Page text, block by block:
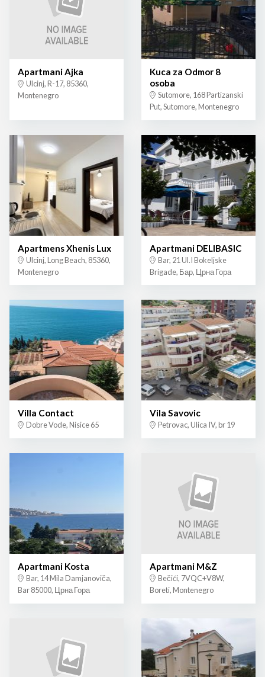
Apartmani Ajka
Ulcinj, R-17, 85360,
Montenegro
Kuca za Odmor 8
osoba
Sutomore, 168 Partizanski
Put, Sutomore, Montenegro
Apartmens Xhenis Lux
Ulcinj, Long Beach, 85360,
Montenegro
Apartmani DELIBASIC
Bar, 21 Ul.I Bokeljske
Brigade, Бар, Црна Гора
Villa Contact
Dobre Vode, Nisice 65
Vila Savovic
Petrovac, Ulica IV, br 19
Apartmani Kosta
Bar, 14 Mila Damjanoviča,
Bar 85000, Црна Гора
Apartmani M&Z
Bečići, 7VQC+V8W,
Boreti, Montenegro